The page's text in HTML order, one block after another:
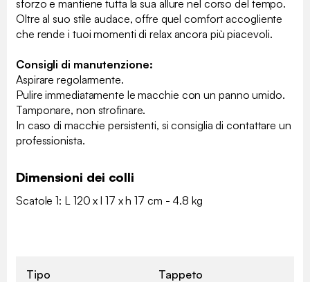
sforzo e mantiene tutta la sua allure nel corso del tempo.
Oltre al suo stile audace, offre quel comfort accogliente
che rende i tuoi momenti di relax ancora più piacevoli.
Consigli di manutenzione:
Aspirare regolarmente.
Pulire immediatamente le macchie con un panno umido.
Tamponare, non strofinare.
In caso di macchie persistenti, si consiglia di contattare un
professionista.
Dimensioni dei colli
Scatole 1: L 120 x l 17 x h 17 cm - 4.8 kg
Tipo Tappeto